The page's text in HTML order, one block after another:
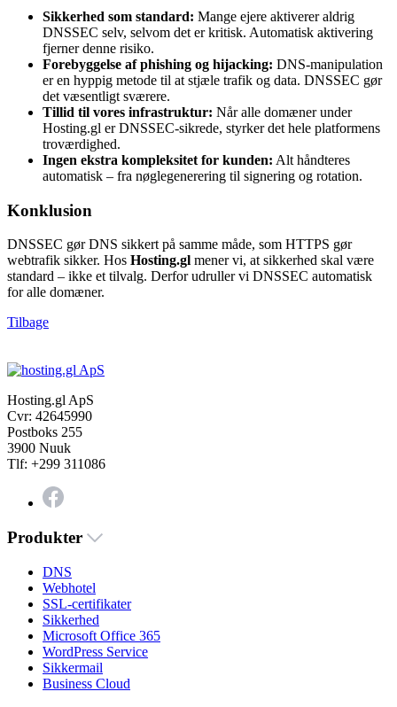
Sikkerhed som standard: Mange ejere aktiverer aldrig
DNSSEC selv, selvom det er kritisk. Automatisk aktivering
fjerner denne risiko.
Forebyggelse af phishing og hijacking: DNS-manipulation
er en hyppig metode til at stjæle trafik og data. DNSSEC gør
det væsentligt sværere.
Tillid til vores infrastruktur: Når alle domæner under
Hosting.gl er DNSSEC-sikrede, styrker det hele platformens
troværdighed.
Ingen ekstra kompleksitet for kunden: Alt håndteres
automatisk – fra nøglegenerering til signering og rotation.
Konklusion
DNSSEC gør DNS sikkert på samme måde, som HTTPS gør
webtrafik sikker. Hos Hosting.gl mener vi, at sikkerhed skal være
standard – ikke et tilvalg. Derfor udruller vi DNSSEC automatisk
for alle domæner.
Tilbage
Hosting.gl ApS
Cvr: 42645990
Postboks 255
3900 Nuuk
Tlf: +299 311086
Produkter
DNS
Webhotel
SSL-certifikater
Sikkerhed
Microsoft Office 365
WordPress Service
Sikkermail
Business Cloud